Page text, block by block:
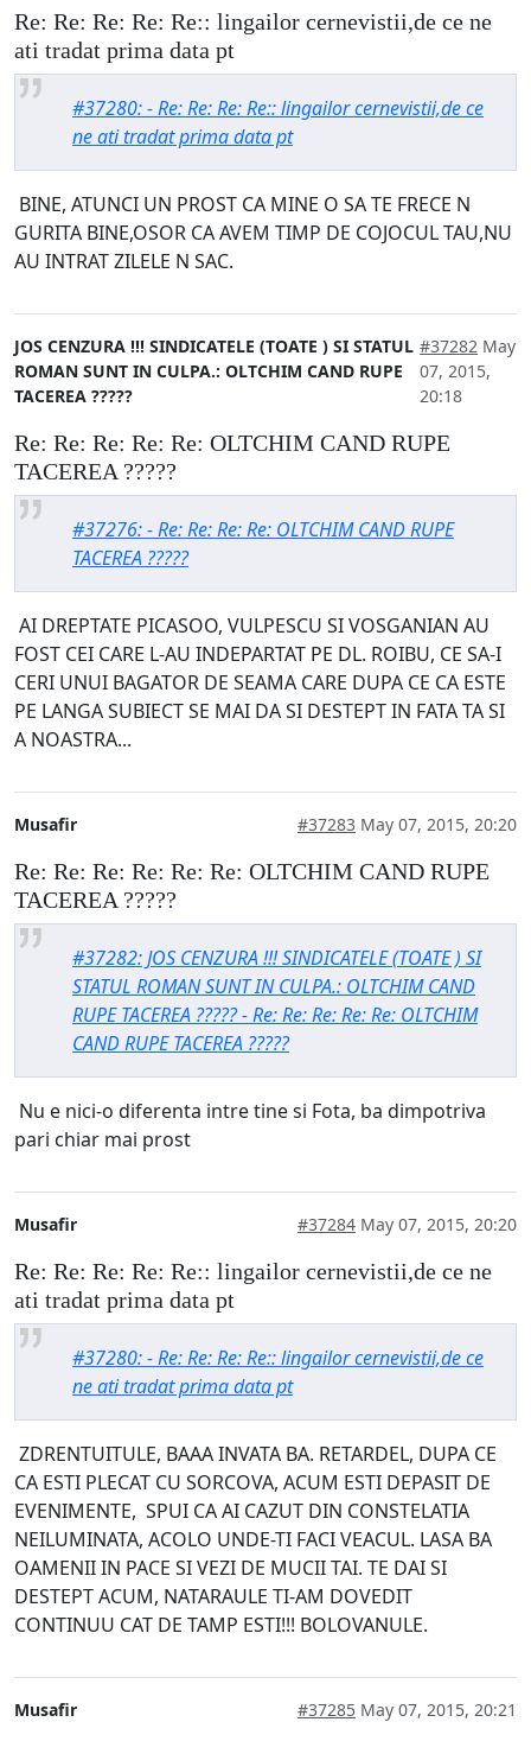
Re: Re: Re: Re: Re:: lingailor cernevistii,de ce ne
ati tradat prima data pt
#37280: - Re: Re: Re: Re:: lingailor cernevistii,de ce
ne ati tradat prima data pt
BINE, ATUNCI UN PROST CA MINE O SA TE FRECE N
GURITA BINE,OSOR CA AVEM TIMP DE COJOCUL TAU,NU
AU INTRAT ZILELE N SAC.
JOS CENZURA !!! SINDICATELE (TOATE ) SI STATUL
ROMAN SUNT IN CULPA.: OLTCHIM CAND RUPE
TACEREA ?????
#37282 May
07, 2015,
20:18
Re: Re: Re: Re: Re: OLTCHIM CAND RUPE
TACEREA ?????
#37276: - Re: Re: Re: Re: OLTCHIM CAND RUPE
TACEREA ?????
AI DREPTATE PICASOO, VULPESCU SI VOSGANIAN AU
FOST CEI CARE L-AU INDEPARTAT PE DL. ROIBU, CE SA-I
CERI UNUI BAGATOR DE SEAMA CARE DUPA CE CA ESTE
PE LANGA SUBIECT SE MAI DA SI DESTEPT IN FATA TA SI
A NOASTRA...
Musafir #37283 May 07, 2015, 20:20
Re: Re: Re: Re: Re: Re: OLTCHIM CAND RUPE
TACEREA ?????
#37282: JOS CENZURA !!! SINDICATELE (TOATE ) SI
STATUL ROMAN SUNT IN CULPA.: OLTCHIM CAND
RUPE TACEREA ????? - Re: Re: Re: Re: Re: OLTCHIM
CAND RUPE TACEREA ?????
Nu e nici-o diferenta intre tine si Fota, ba dimpotriva
pari chiar mai prost
Musafir #37284 May 07, 2015, 20:20
Re: Re: Re: Re: Re:: lingailor cernevistii,de ce ne
ati tradat prima data pt
#37280: - Re: Re: Re: Re:: lingailor cernevistii,de ce
ne ati tradat prima data pt
ZDRENTUITULE, BAAA INVATA BA. RETARDEL, DUPA CE
CA ESTI PLECAT CU SORCOVA, ACUM ESTI DEPASIT DE
EVENIMENTE, SPUI CA AI CAZUT DIN CONSTELATIA
NEILUMINATA, ACOLO UNDE-TI FACI VEACUL. LASA BA
OAMENII IN PACE SI VEZI DE MUCII TAI. TE DAI SI
DESTEPT ACUM, NATARAULE TI-AM DOVEDIT
CONTINUU CAT DE TAMP ESTI!!! BOLOVANULE.
Musafir #37285 May 07, 2015, 20:21